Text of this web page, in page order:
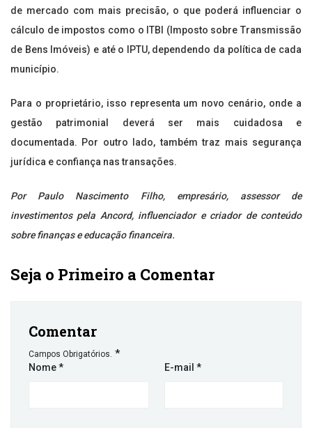
de mercado com mais precisão, o que poderá influenciar o
cálculo de impostos como o ITBI (Imposto sobre Transmissão
de Bens Imóveis) e até o IPTU, dependendo da política de cada
município.
Para o proprietário, isso representa um novo cenário, onde a
gestão patrimonial deverá ser mais cuidadosa e
documentada. Por outro lado, também traz mais segurança
jurídica e confiança nas transações.
Por Paulo Nascimento Filho, empresário, assessor de
investimentos pela Ancord, influenciador e criador de conteúdo
sobre finanças e educação financeira.
Seja o Primeiro a Comentar
Comentar
Campos Obrigatórios. *
Nome* E-mail *